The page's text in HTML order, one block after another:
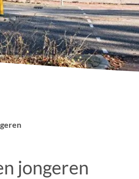
jongeren